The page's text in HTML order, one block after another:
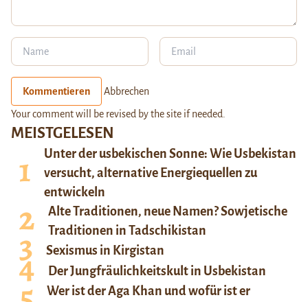
MEISTGELESEN
Unter der usbekischen Sonne: Wie Usbekistan
versucht, alternative Energiequellen zu
entwickeln
Alte Traditionen, neue Namen? Sowjetische
Traditionen in Tadschikistan
Sexismus in Kirgistan
Der Jungfräulichkeitskult in Usbekistan
Wer ist der Aga Khan und wofür ist er
Kommentieren Abbrechen
Your comment will be revised by the site if needed.